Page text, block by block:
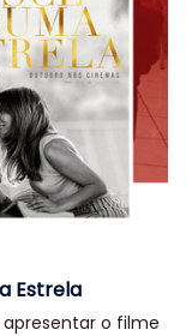
Estrela
o filme